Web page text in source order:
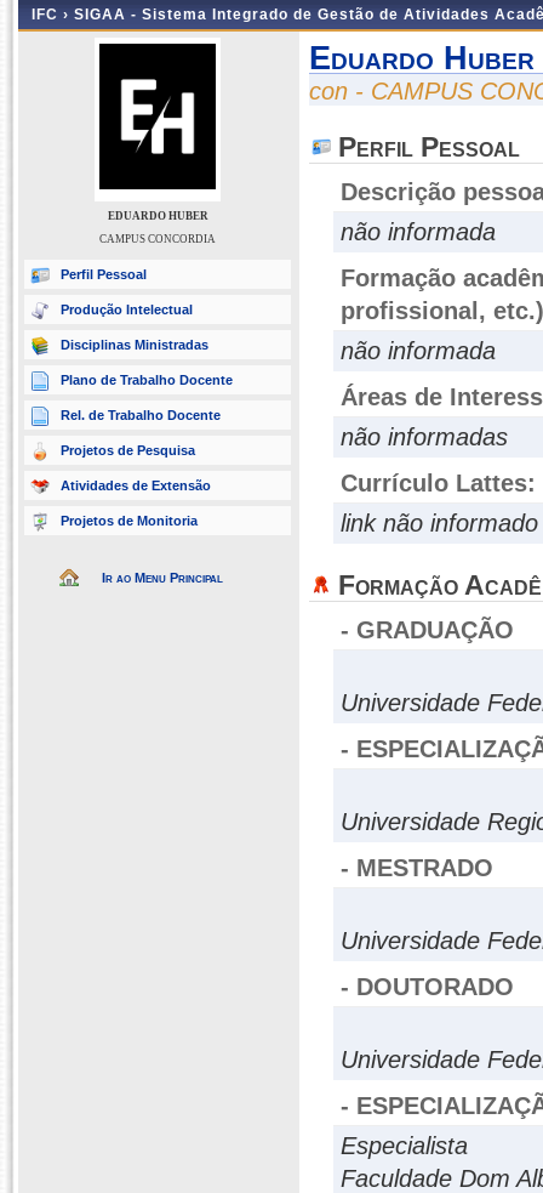
IFC › SIGAA - Sistema Integrado de Gestão de Atividades
EDUARDO HUBER
CAMPUS CONCORDIA
Perfil Pessoal
Produção Intelectual
Disciplinas Ministradas
Plano de Trabalho Docente
Rel. de Trabalho Docente
Projetos de Pesquisa
Atividades de Extensão
Projetos de Monitoria
Ir ao Menu Principal
Eduardo Huber
con - CAMPUS
Perfil Pessoal
Descrição
não informada
Formação
profissional, etc.)
não informada
Áreas de
não informadas
Currículo Lattes:
link não informado
Formação
- GRADUAÇÃO
Universidade
-
Universidade
- MESTRADO
Universidade
- DOUTORADO
Universidade
-
Especialista
Faculdade Dom